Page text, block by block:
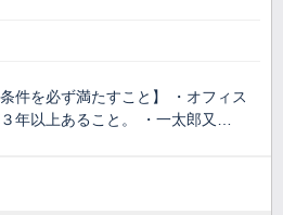
件を必ず満たすこと】 ・オフィス
年以上あること。 ・一太郎又…